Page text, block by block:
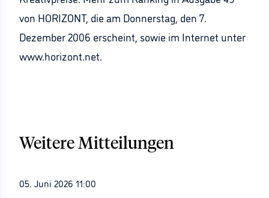
von HORIZONT, die am Donnerstag, den 7.
Dezember 2006 erscheint, sowie im Internet unter
www.horizont.net.
Weitere Mitteilungen
05. Juni 2026 11:00